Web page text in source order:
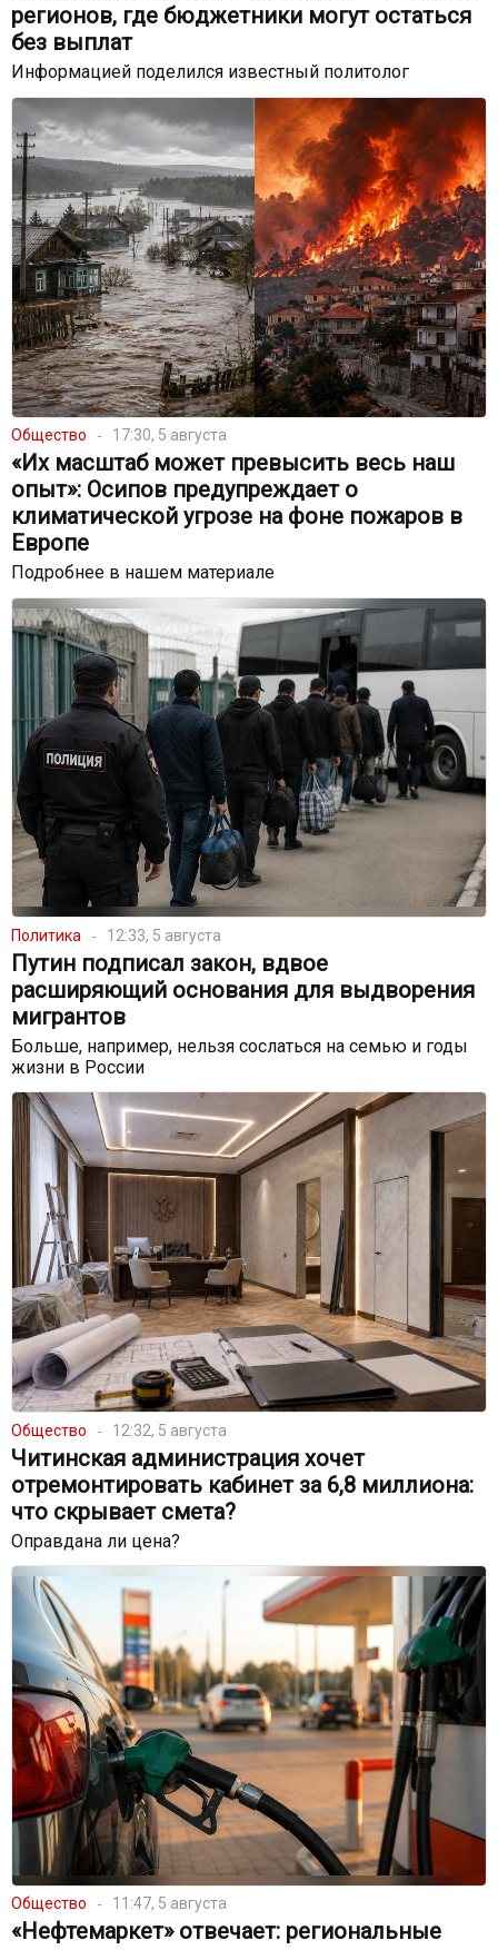
регионов, где бюджетники могут остаться
без выплат
Информацией поделился известный политолог
Общество 17:30, 5 августа
«Их масштаб может превысить весь наш
опыт»: Осипов предупреждает о
климатической угрозе на фоне пожаров в
Европе
Подробнее в нашем материале
Политика 12:33, 5 августа
Путин подписал закон, вдвое
расширяющий основания для выдворения
мигрантов
Больше, например, нельзя сослаться на семью и годы
жизни в России
Общество 12:32, 5 августа
Читинская администрация хочет
отремонтировать кабинет за 6,8 миллиона:
что скрывает смета?
Оправдана ли цена?
Общество 11:47, 5 августа
«Нефтемаркет» отвечает: региональные